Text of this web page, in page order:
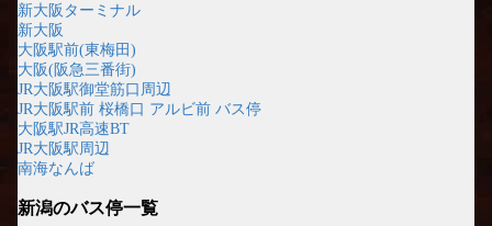
新大阪ターミナル
新大阪
大阪駅前(東梅田)
大阪(阪急三番街)
JR大阪駅御堂筋口周辺
JR大阪駅前 桜橋口 アルビ前 バス停
大阪駅JR高速BT
JR大阪駅周辺
南海なんば
新潟のバス停一覧